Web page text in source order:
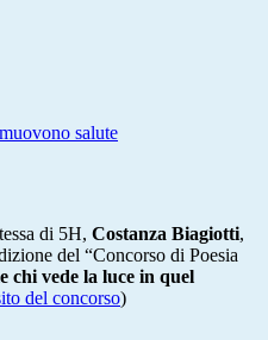
salute
di 5H, Costanza Biagiotti,
del “Concorso di Poesia
chi vede la luce in quel
del concorso)